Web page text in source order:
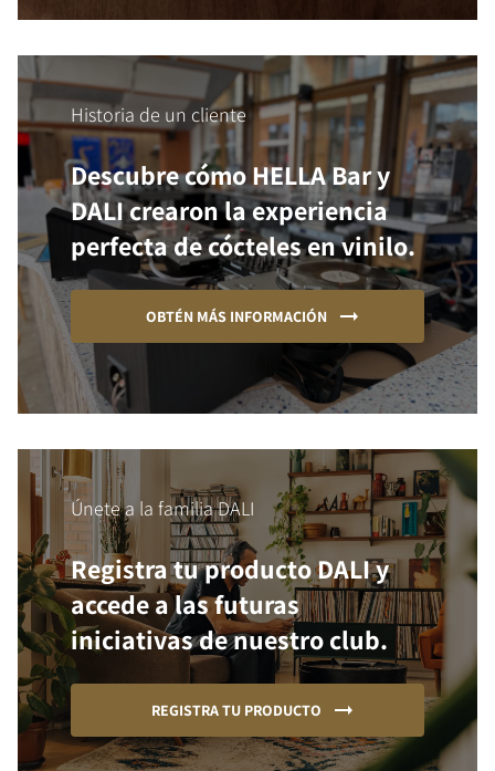
Historia de un cliente
Descubre cómo HELLA Bar y
DALI crearon la experiencia
perfecta de cócteles en vinilo.
OBTÉN MÁS INFORMACIÓN
Únete a la familia DALI
Registra tu producto DALI y
accede a las futuras
iniciativas de nuestro club.
REGISTRA TU PRODUCTO